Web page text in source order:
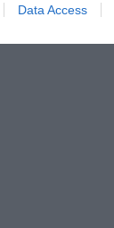
Data Access